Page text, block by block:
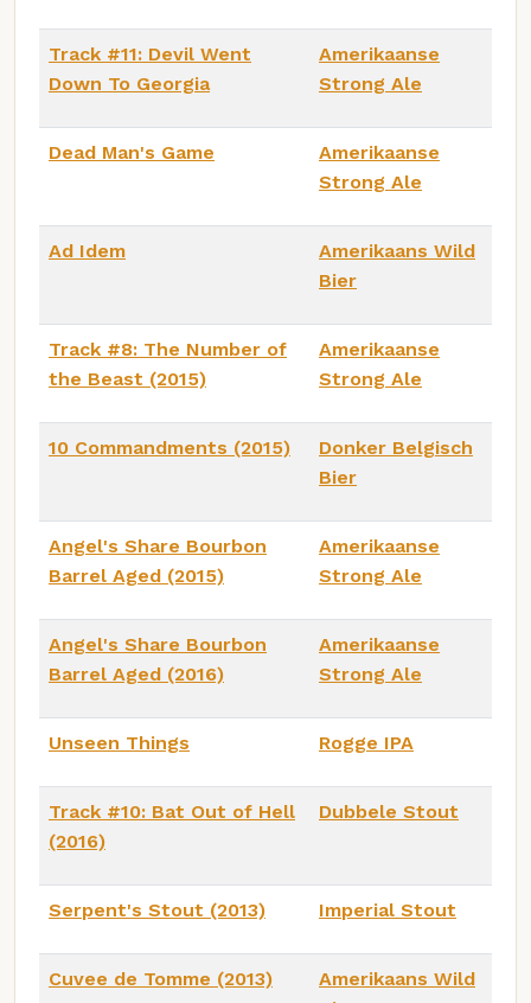
Track #11: Devil Went
Down To Georgia
Amerikaanse
Strong Ale
Dead Man's Game
Amerikaanse
Strong Ale
Ad Idem
Amerikaans Wild
Bier
Track #8: The Number of
the Beast (2015)
Amerikaanse
Strong Ale
10 Commandments (2015)
Donker Belgisch
Bier
Angel's Share Bourbon
Barrel Aged (2015)
Amerikaanse
Strong Ale
Angel's Share Bourbon
Barrel Aged (2016)
Amerikaanse
Strong Ale
Unseen Things Rogge IPA
Track #10: Bat Out of Hell
(2016)
Dubbele Stout
Serpent's Stout (2013) Imperial Stout
Cuvee de Tomme (2013)
Amerikaans Wild